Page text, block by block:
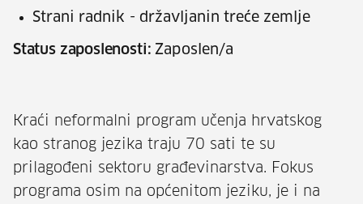
Strani radnik - državljanin treće zemlje
Status zaposlenosti: Zaposlen/a
Kraći neformalni program učenja hrvatskog
kao stranog jezika traju 70 sati te su
prilagođeni sektoru građevinarstva. Fokus
programa osim na općenitom jeziku, je i na